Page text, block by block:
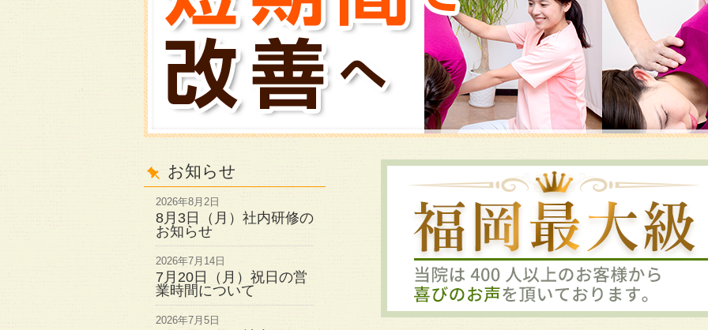
お知らせ
2026年8月2日
8月3日（月）社内研修の
お知らせ
2026年7月14日
7月20日（月）祝日の営
業時間について
2026年7月5日